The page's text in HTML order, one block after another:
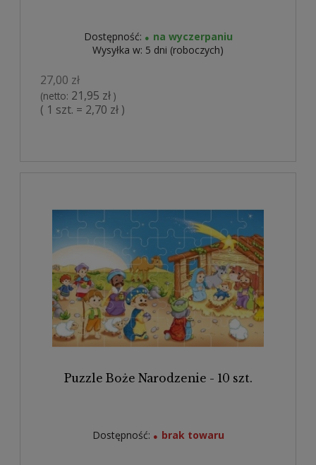
Dostępność:
na wyczerpaniu
Wysyłka w: 5 dni (roboczych)
27,00 zł
(netto: 21,95 zł )
( 1 szt. = 2,70 zł )
Puzzle Boże Narodzenie - 10 szt.
Dostępność: brak towaru